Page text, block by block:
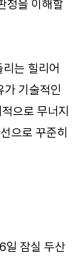
정을 이해할
는 힐리어
가 기술적인
으로 무너지
으로 꾸준히
일 잠실 두산